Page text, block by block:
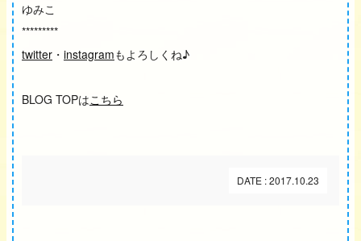
ゆみこ
*********
twitter ・ instagramもよろしくね♪
BLOG TOPはこちら
DATE : 2017.10.23